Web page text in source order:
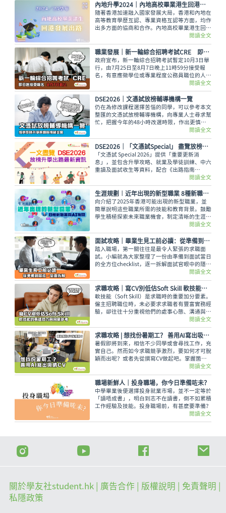
應用吧！
內地升學2024｜內地高校畢業港生回港發展出路
隨著香港加速融入國家發展大局，香港和內地在
高等教育學歷互認、專業資格互認等方面，均作
出多方面的協商和合作。內地高校畢業港生回港
閱讀全文
職業發展｜新一輪綜合招聘考試CRE 即日起接受報名 8月7日截止
政府宣布，新一輪綜合招聘考試暫定10月3日舉
行，由7月25日至8月7日晚上11時59分接受報
名，有意應徵學位或專業程度公務員職位的人士
閱讀全文
DSE2026｜文憑試放榜輔導機構一覽
仍在為修改課程選擇苦惱的同學，可以參考本文
整匯的文憑試放榜輔導機構，向專業人士尋求幫
忙，把握今年的48小時改選時限，作出更慎重
閱讀全文
DSE2026│「文憑試Special」 盡覽放榜升學出路最新資訊
「文憑試 Special 2026」提供「重要更新消
息」，並包含升學攻略、就業及學徒訓練、中六
重讀及面試收生等資料，配合《出路指南
2026》讓讀者線上線下接收最全面的放榜動
向！
閱讀全文
生涯規劃︱近年出現的新型職業 8種新職業與AI有關
向介紹了2025年香港可能出現的新型職業，並
簡單說明這些職業所需的技能和教育背景。鼓勵
學生積極探索未來職業機會，制定清晰的生涯規
閱讀全文
面試攻略｜畢業生見工前必讀：從準備到禁忌，全面拆解
踏入職場，第一關往往是最令人緊張的求職面
試。小編就為大家整理了一份由準備到面試當日
的全方位checklist，逐一拆解面試官眼中的隱藏
閱讀全文
求職攻略｜寫CV別低估Soft Skill 軟技能的表述技巧與詞彙參考
軟技能（Soft Skill）是求職時的重要加分要素。
僱主招聘職位時，未必要求求職者有豐富實務經
驗，卻往往十分重視他們的處事心態、溝通與團
隊協作能力。小編將拆解職場七大軟技能，說明
如何將相關能力體現於履歷之中，讓缺乏工作經
驗的求職者建立個人亮點。
閱讀全文
求職攻略 | 想找份暑期工？ 善用AI寫出吸睛CV
暑假即將到來，相信不少同學或會尋找工作，充
實自己。然而如今求職競爭激烈，要如何才可脫
穎而出呢？或者先從撰寫CV做起吧。掌握箇中
技巧，善用AI工具協助，往往都可以爭取到更多
機會。
閱讀全文
職場新鮮人｜投身職場，你今日準備咗未？
中學畢業後便選擇投身就業市場，並不一定等於
「讀唔成書」，明白到志不在讀書，倒不如累積
工作經驗及技能。投身職場前，有甚麼要準備？
閱讀全文
關於學友社student.hk | 廣告合作 | 版權說明
| 免責聲明 |
私隱政策